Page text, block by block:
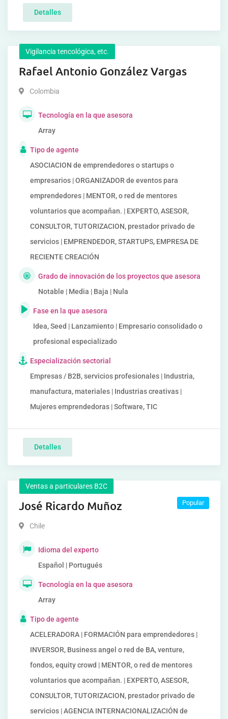
Detalles
Vigilancia tencológica, etc.
Rafael Antonio González Vargas
Colombia
Tecnología en la que asesora
Array
Tipo de agente
ASOCIACION de emprendedores o startups o
empresarios | ORGANIZADOR de eventos para
emprendedores | MENTOR, o red de mentores
voluntarios que acompañan. | EXPERTO, ASESOR,
CONSULTOR, TUTORIZACION, prestador privado de
servicios | EMPRENDEDOR, STARTUPS, EMPRESA DE
RECIENTE CREACIÓN
Grado de innovación de los proyectos que asesora
Notable | Media | Baja | Nula
Fase en la que asesora
Idea, Seed | Lanzamiento | Empresario consolidado o
profesional especializado
Especialización sectorial
Empresas / B2B, servicios profesionales | Industria,
manufactura, materiales | Industrias creativas |
Mujeres emprendedoras | Software, TIC
Detalles
Ventas a particulares B2C
José Ricardo Muñoz Popular
Chile
Idioma del experto
Español | Portugués
Tecnología en la que asesora
Array
Tipo de agente
ACELERADORA | FORMACIÓN para emprendedores |
INVERSOR, Business angel o red de BA, venture,
fondos, equity crowd | MENTOR, o red de mentores
voluntarios que acompañan. | EXPERTO, ASESOR,
CONSULTOR, TUTORIZACION, prestador privado de
servicios | AGENCIA INTERNACIONALIZACIÓN de